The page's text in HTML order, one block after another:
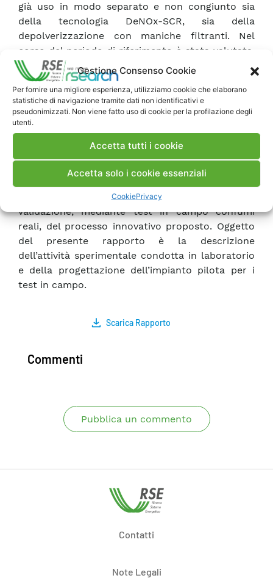
Gestione Consenso Cookie
Per fornire una migliore esperienza, utilizziamo cookie che elaborano
statistiche di navigazione tramite dati non identificativi e
pseudonimizzati. Non viene fatto uso di cookie per la profilazione degli
utenti.
Accetta tutti i cookie
Accetta solo i cookie essenziali
CookiePrivacy
già uso in modo separato e non congiunto sia
della tecnologia DeNOx-SCR, sia della
depolverizzazione con maniche filtranti. Nel
corso del periodo di riferimento è stata valutata,
mediante prove di laboratorio ed in funzione
della temperatura e del tempo di contatto,
l’efficienza denitrificante del catalizzatore SCR
impiegato nel reattore DeNOx del
termovalorizzatore che ospiterà la
in laboratorio e delle specifiche fornite dal
gestore del termovalorizzatore, si sono quindi
massima di un prototipo pilota su cui eseguire la
validazione, mediante test in campo confumi
reali, del processo innovativo proposto. Oggetto
del presente rapporto è la descrizione
dell’attività sperimentale condotta in laboratorio
e della progettazione dell’impianto pilota per i
test in campo.
Scarica Rapporto
Commenti
Pubblica un commento
Contatti
Note Legali